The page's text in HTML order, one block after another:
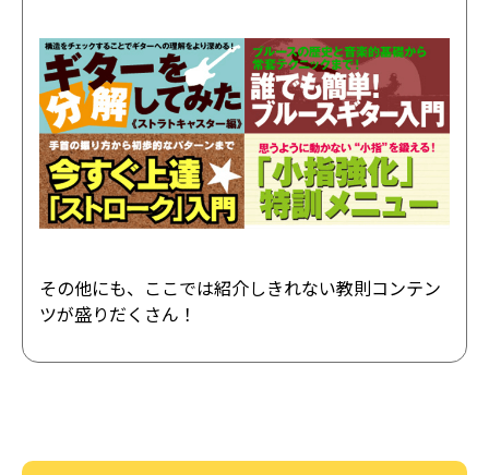
その他にも、ここでは紹介しきれない教則コンテン
ツが盛りだくさん！